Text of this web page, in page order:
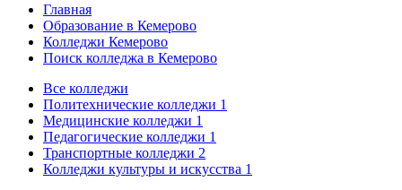
Главная
Образование в Кемерово
Колледжи Кемерово
Поиск колледжа в Кемерово
Все колледжи
Политехнические колледжи 1
Медицинские колледжи 1
Педагогические колледжи 1
Транспортные колледжи 2
Колледжи культуры и искусства 1